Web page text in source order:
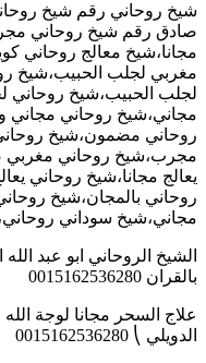
شيخ روحاني رقم شيخ
صادق رقم شيخ روحاني
مجانا،شيخ معالج روحاني
مغربي لجلب الحبيب،شيخ
لجلب الحبيب،شيخ روحاني
مجاني،شيخ روحاني
روحاني مضمون،شيخ
مجرب،شيخ روحاني مغربي
يعالج مجانا،شيخ روحاني
روحاني بالمجان،شيخ
مجاني،شيخ سوداني
الشيخ الروحاني ابو عبد
بالقران 0015162536280
علاج السحر مجانا لوجة الله
الدويلي ⎝ 0015162536280